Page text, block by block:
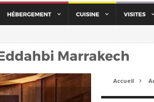
Accueil 